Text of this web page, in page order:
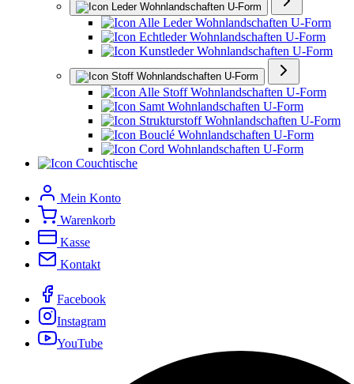
Leder Wohnlandschaften U-Form
Alle Leder Wohnlandschaften U-Form
Echtleder Wohnlandschaften U-Form
Kunstleder Wohnlandschaften U-Form
Stoff Wohnlandschaften U-Form
Alle Stoff Wohnlandschaften U-Form
Samt Wohnlandschaften U-Form
Strukturstoff Wohnlandschaften U-Form
Bouclé Wohnlandschaften U-Form
Cord Wohnlandschaften U-Form
Couchtische
Mein Konto
Warenkorb
Kasse
Kontakt
Facebook
Instagram
YouTube